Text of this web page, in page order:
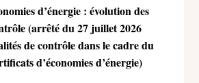
d’énergie : évolution des
(arrêté du 27 juillet 2026
de contrôle dans le cadre du
d’économies d’énergie)